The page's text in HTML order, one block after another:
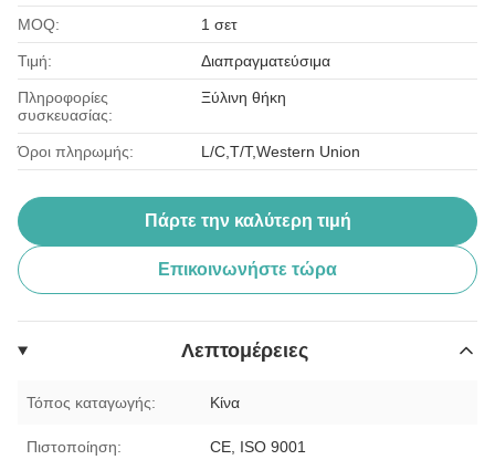
MOQ: 1 σετ
Τιμή: Διαπραγματεύσιμα
Πληροφορίες
συσκευασίας:
Ξύλινη θήκη
Όροι πληρωμής: L/C,T/T,Western Union
Πάρτε την καλύτερη τιμή
Επικοινωνήστε τώρα
Λεπτομέρειες
Τόπος καταγωγής: Κίνα
Πιστοποίηση: CE, ISO 9001